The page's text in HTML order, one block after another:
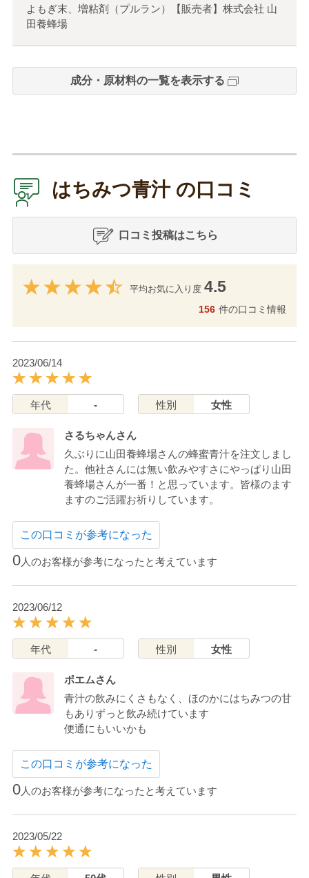
よもぎ末、増粘剤（プルラン）【販売者】株式会社 山
田養蜂場
成分・原材料の一覧を表示する
はちみつ青汁 の口コミ
口コミ投稿はこちら
平均お気に入り度 4.5
156 件の口コミ情報
2023/06/14
年代 - 性別 女性
さるちゃんさん
久ぶりに山田養蜂場さんの蜂蜜青汁を注文しまし
た。他社さんには無い飲みやすさにやっぱり山田
養蜂場さんが一番！と思っています。皆様のます
ますのご活躍お祈りしています。
この口コミが参考になった
0人のお客様が参考になったと考えています
2023/06/12
年代 - 性別 女性
ポエムさん
青汁の飲みにくさもなく、ほのかにはちみつの甘
もありずっと飲み続けています
便通にもいいかも
この口コミが参考になった
0人のお客様が参考になったと考えています
2023/05/22